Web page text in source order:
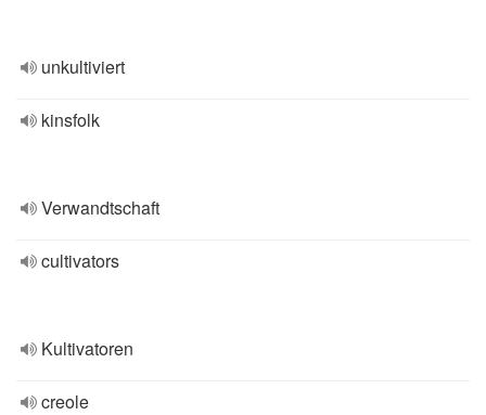
unkultiviert
kinsfolk
Verwandtschaft
cultivators
Kultivatoren
creole